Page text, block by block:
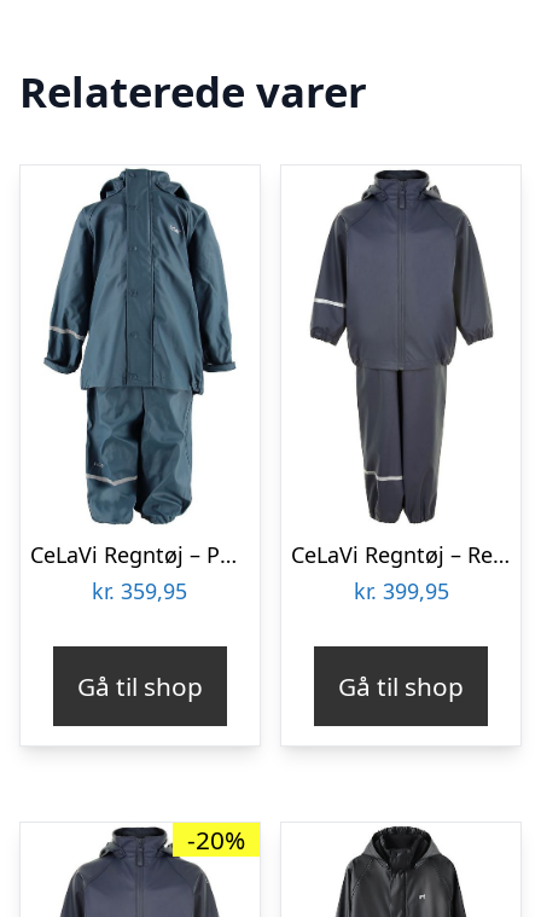
Relaterede varer
CeLaVi Regntøj – PU – Petroleum
kr. 359,95
Gå til shop
CeLaVi Regntøj – Recycled PU – Dark Navy
kr. 399,95
Gå til shop
-20%